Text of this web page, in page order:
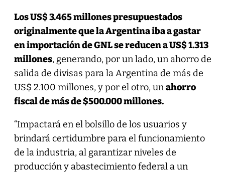
Los US$ 3.465 millones presupuestados
originalmente que la Argentina iba a gastar
en importación de GNL se reducen a US$ 1.313
millones, generando, por un lado, un ahorro de
salida de divisas para la Argentina de más de
US$ 2.100 millones, y por el otro, unahorro
fiscal de más de $500.000 millones.
“Impactará en el bolsillo de los usuarios y
brindará certidumbre para el funcionamiento
de la industria, al garantizar niveles de
producción y abastecimiento federal a un